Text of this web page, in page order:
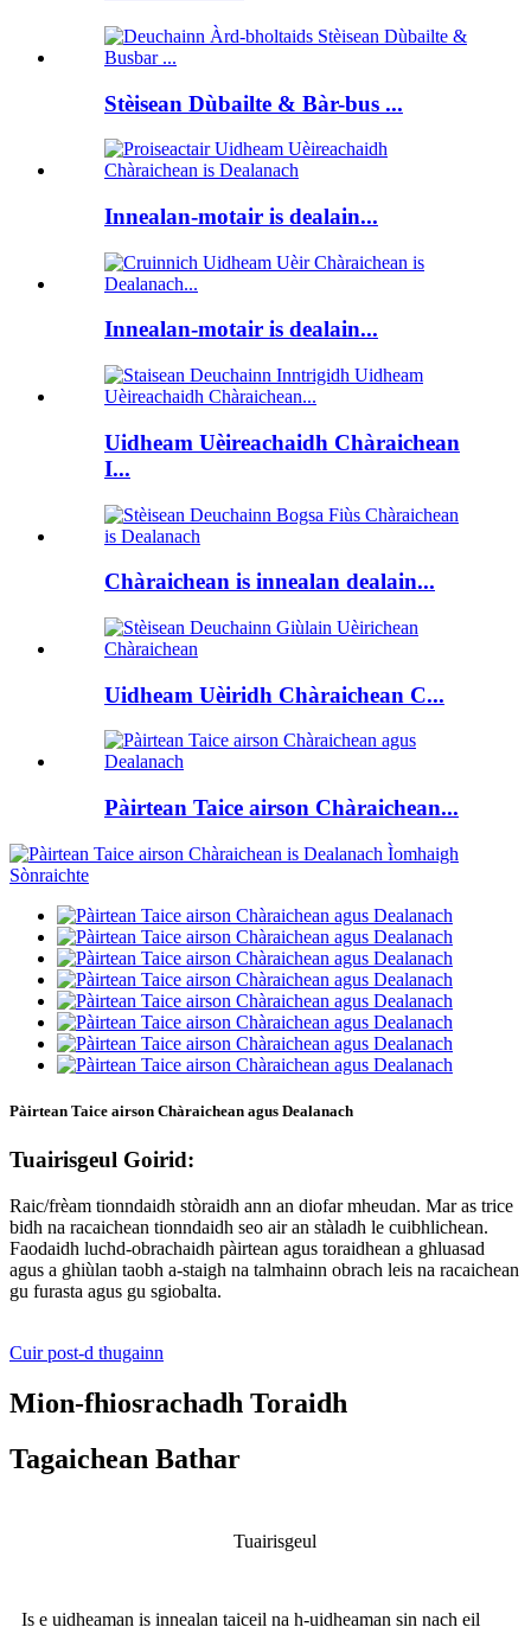
Stèisean Dùbailte & Bàr-bus ...
Innealan-motair is dealain...
Innealan-motair is dealain...
Uidheam Uèireachaidh Chàraichean
I...
Chàraichean is innealan dealain...
Uidheam Uèiridh Chàraichean C...
Pàirtean Taice airson Chàraichean...
Pàirtean Taice airson Chàraichean agus Dealanach
Tuairisgeul Goirid:
Raic/frèam tionndaidh stòraidh ann an diofar mheudan. Mar as trice
bidh na racaichean tionndaidh seo air an stàladh le cuibhlichean.
Faodaidh luchd-obrachaidh pàirtean agus toraidhean a ghluasad
agus a ghiùlan taobh a-staigh na talmhainn obrach leis na racaichean
gu furasta agus gu sgiobalta.
Cuir post-d thugainn
Mion-fhiosrachadh Toraidh
Tagaichean Bathar
Tuairisgeul
Is e uidheaman is innealan taiceil na h-uidheaman sin nach eil